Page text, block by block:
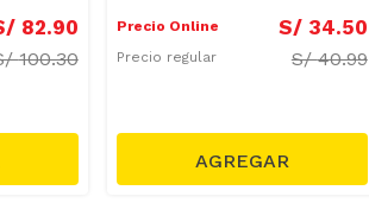
82.90
100.30
Precio Online S/ 34.50
Precio regular S/40.99